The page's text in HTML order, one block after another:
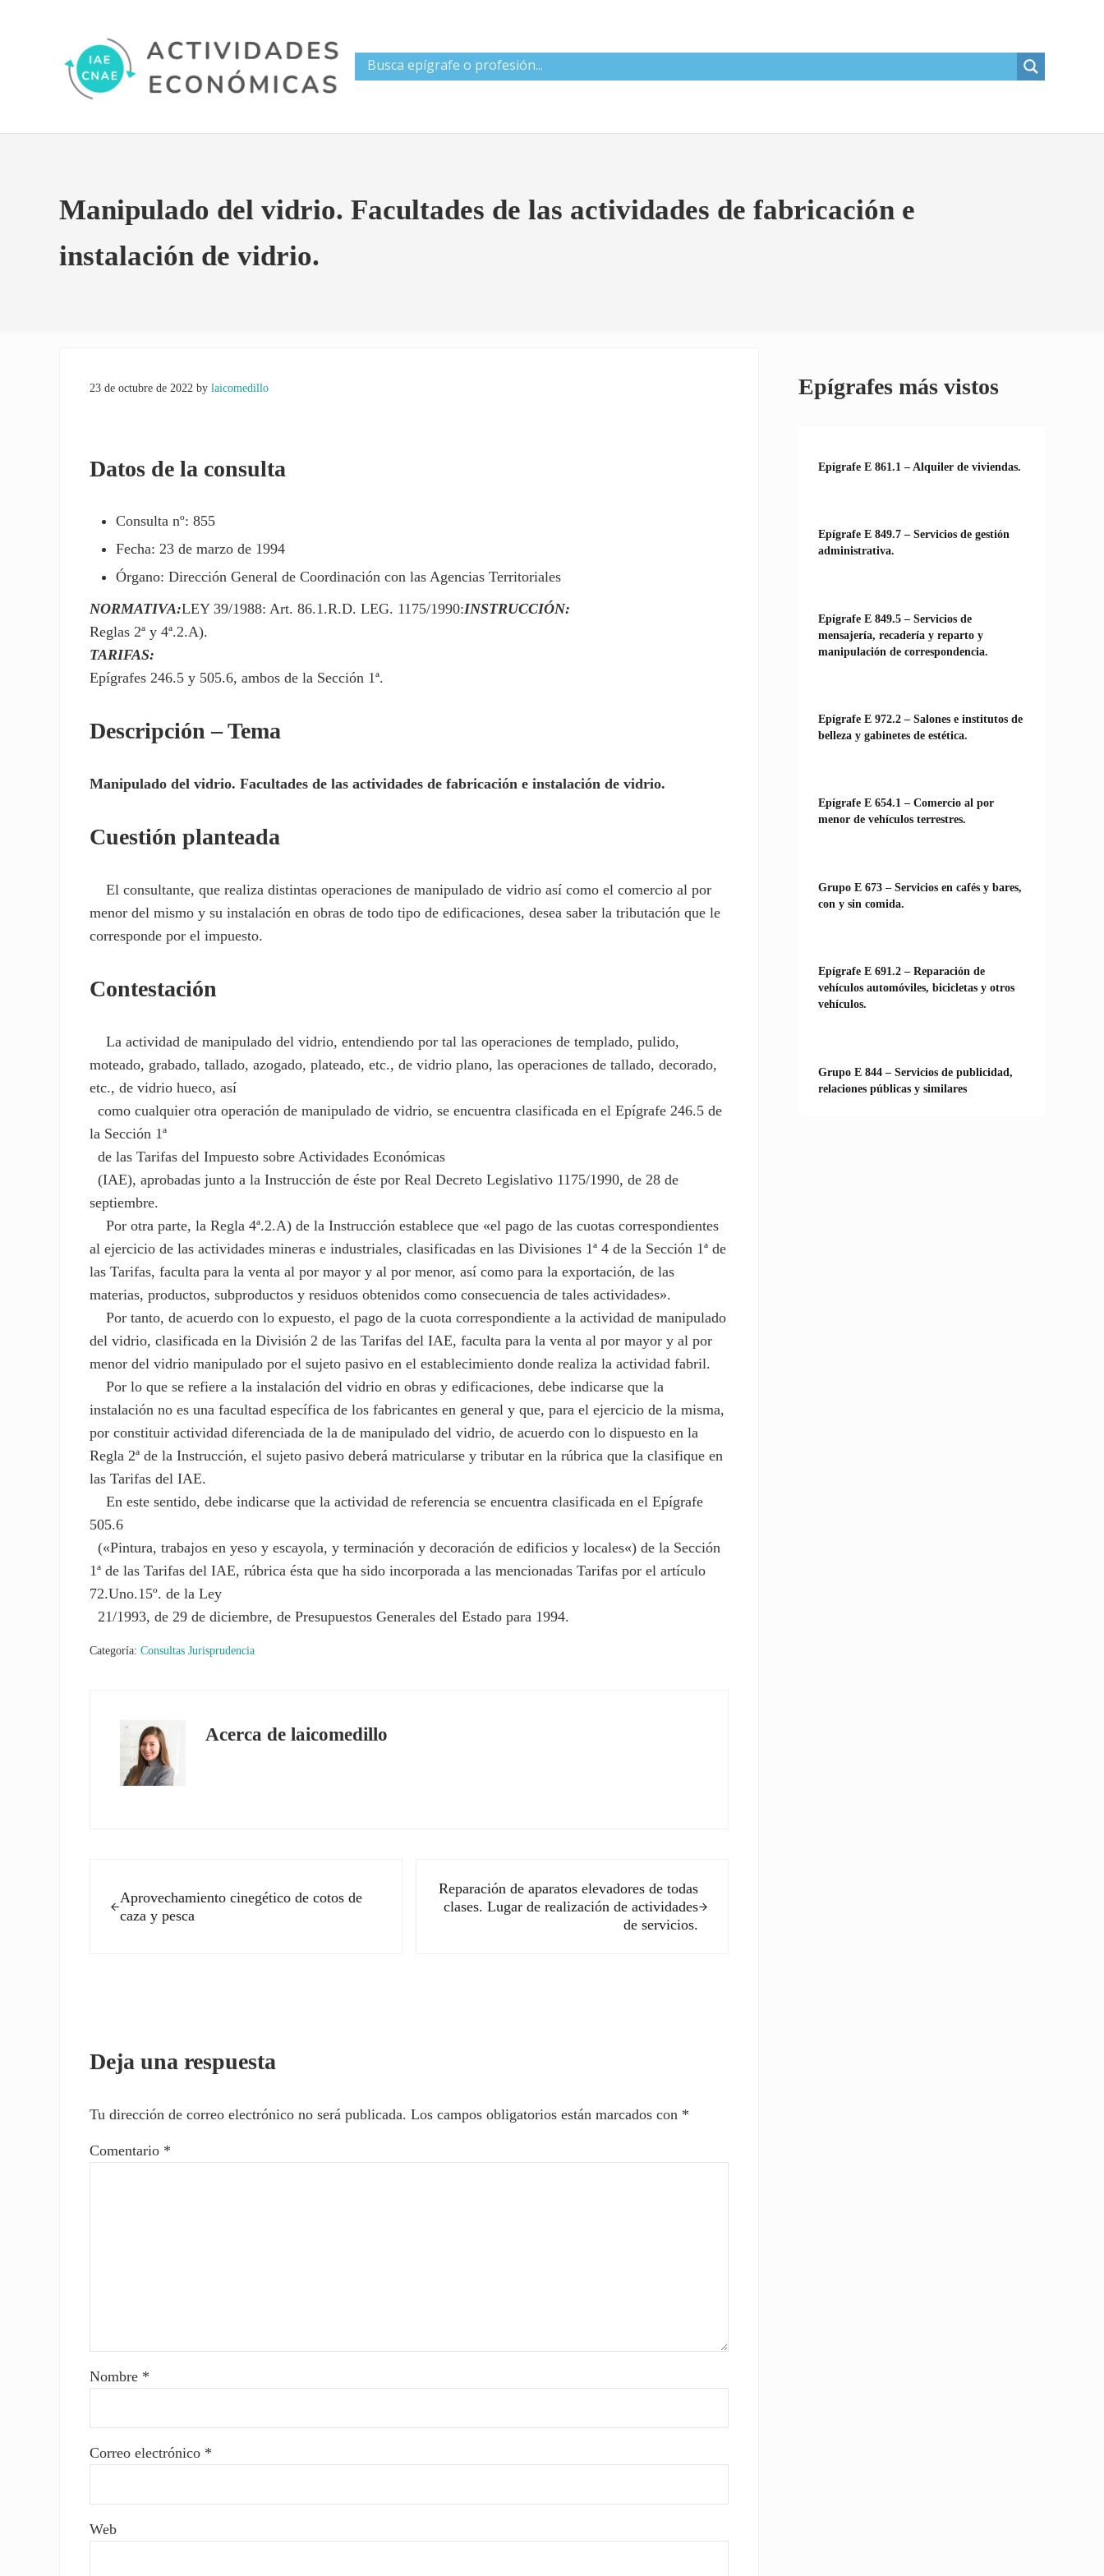
Manipulado del vidrio. Facultades de las actividades de fabricación e
instalación de vidrio.
23 de octubre de 2022 bylaicomedillo
Datos de la consulta
Consulta nº: 855
Fecha: 23 de marzo de 1994
Órgano: Dirección General de Coordinación con las Agencias Territoriales
NORMATIVA:LEY 39/1988: Art. 86.1.R.D. LEG. 1175/1990:INSTRUCCIÓN:
Reglas 2ª y 4ª.2.A).
TARIFAS:
Epígrafes 246.5 y 505.6, ambos de la Sección 1ª.
Descripción – Tema
Manipulado del vidrio. Facultades de las actividades de fabricación e instalación de vidrio.
Cuestión planteada
El consultante, que realiza distintas operaciones de manipulado de vidrio así como el comercio al por
menor del mismo y su instalación en obras de todo tipo de edificaciones, desea saber la tributación que le
corresponde por el impuesto.
Contestación
La actividad de manipulado del vidrio, entendiendo por tal las operaciones de templado, pulido,
moteado, grabado, tallado, azogado, plateado, etc., de vidrio plano, las operaciones de tallado, decorado,
etc., de vidrio hueco, así
como cualquier otra operación de manipulado de vidrio, se encuentra clasificada en el Epígrafe 246.5 de
la Sección 1ª
de las Tarifas del Impuesto sobre Actividades Económicas
(IAE), aprobadas junto a la Instrucción de éste por Real Decreto Legislativo 1175/1990, de 28 de
septiembre.
Por otra parte, la Regla 4ª.2.A) de la Instrucción establece que «el pago de las cuotas correspondientes
al ejercicio de las actividades mineras e industriales, clasificadas en las Divisiones 1ª 4 de la Sección 1ª de
las Tarifas, faculta para la venta al por mayor y al por menor, así como para la exportación, de las
materias, productos, subproductos y residuos obtenidos como consecuencia de tales actividades».
Por tanto, de acuerdo con lo expuesto, el pago de la cuota correspondiente a la actividad de manipulado
del vidrio, clasificada en la División 2 de las Tarifas del IAE, faculta para la venta al por mayor y al por
menor del vidrio manipulado por el sujeto pasivo en el establecimiento donde realiza la actividad fabril.
Por lo que se refiere a la instalación del vidrio en obras y edificaciones, debe indicarse que la
instalación no es una facultad específica de los fabricantes en general y que, para el ejercicio de la misma,
por constituir actividad diferenciada de la de manipulado del vidrio, de acuerdo con lo dispuesto en la
Regla 2ª de la Instrucción, el sujeto pasivo deberá matricularse y tributar en la rúbrica que la clasifique en
las Tarifas del IAE.
En este sentido, debe indicarse que la actividad de referencia se encuentra clasificada en el Epígrafe
505.6
(«Pintura, trabajos en yeso y escayola, y terminación y decoración de edificios y locales«) de la Sección
1ª de las Tarifas del IAE, rúbrica ésta que ha sido incorporada a las mencionadas Tarifas por el artículo
72.Uno.15º. de la Ley
21/1993, de 29 de diciembre, de Presupuestos Generales del Estado para 1994.
Categoría:Consultas Jurisprudencia
Acerca delaicomedillo
Aprovechamiento cinegético de cotos de
caza y pesca
Reparación de aparatos elevadores de todas
clases. Lugar de realización de actividades
de servicios.
Deja una respuesta
Tu dirección de correo electrónico no será publicada. Los campos obligatorios están marcados con *
Comentario *
Nombre *
Correo electrónico *
Web
Epígrafes más vistos
Epígrafe E 861.1 – Alquiler de viviendas.
Epígrafe E 849.7 – Servicios de gestión
administrativa.
Epígrafe E 849.5 – Servicios de
mensajería, recadería y reparto y
manipulación de correspondencia.
Epígrafe E 972.2 – Salones e institutos de
belleza y gabinetes de estética.
Epígrafe E 654.1 – Comercio al por
menor de vehículos terrestres.
Grupo E 673 – Servicios en cafés y bares,
con y sin comida.
Epígrafe E 691.2 – Reparación de
vehículos automóviles, bicicletas y otros
vehículos.
Grupo E 844 – Servicios de publicidad,
relaciones públicas y similares